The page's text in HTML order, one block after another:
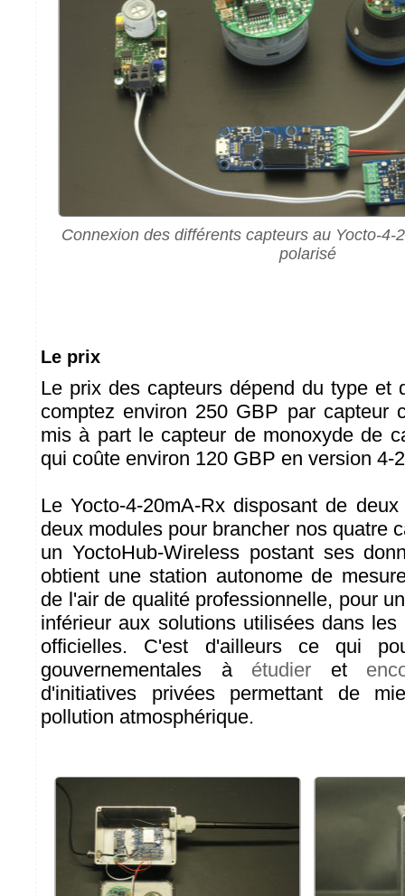
Connexion des différents capteurs au Yocto-4-
polarisé
Le prix
Le prix des capteurs dépend du type et
comptez environ 250 GBP par capteur
mis à part le capteur de monoxyde de
qui coûte environ 120 GBP en version 4-
Le Yocto-4-20mA-Rx disposant de
deux modules pour brancher nos quatre
un YoctoHub-Wireless postant ses
obtient une station autonome de
de l'air de qualité professionnelle, pour
inférieur aux solutions utilisées dans
officielles. C'est d'ailleurs ce qui
gouvernementales à étudier et
d'initiatives privées permettant de
pollution atmosphérique.